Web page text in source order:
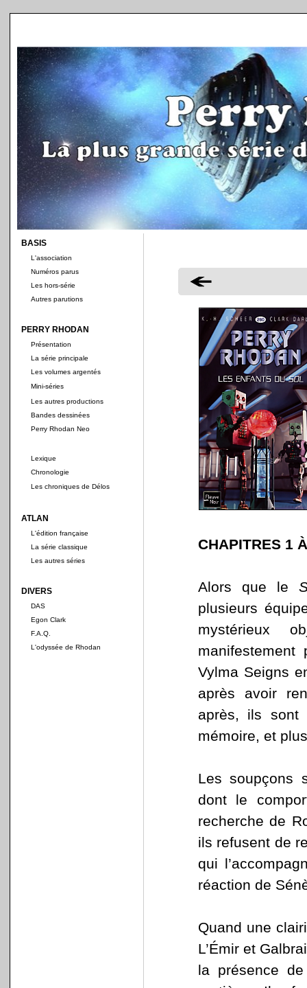
BASIS
L'association
Numéros parus
Les hors-série
Autres parutions
PERRY RHODAN
Présentation
La série principale
Les volumes argentés
Mini-séries
Les autres productions
Bandes dessinées
Perry Rhodan Neo
Lexique
Chronologie
Les chroniques de Délos
ATLAN
L'édition française
La série classique
Les autres séries
DIVERS
DAS
Egon Clark
F.A.Q.
L'odyssée de Rhodan
CHAPITRES 1
Alors que le
plusieurs
mystérieux
Vylma Seigns
après avoir
après, ils sont
mémoire, et
Les soupçons
dont le
recherche de
ils refusent de
qui
réaction de
Quand une
L’Émir et
la présence